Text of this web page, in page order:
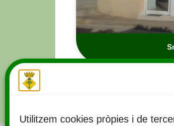
Utilitzem cookies pròpies i de